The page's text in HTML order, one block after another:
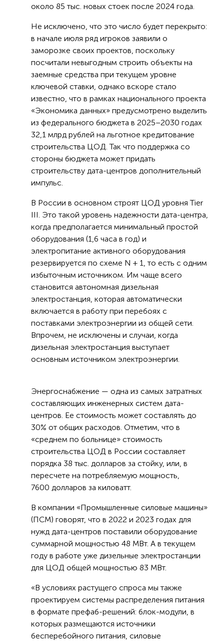
около 85 тыс. новых стоек после 2024 года.
Не исключено, что это число будет перекрыто:
в начале июля ряд игроков заявили о
заморозке своих проектов, поскольку
посчитали невыгодным строить объекты на
заемные средства при текущем уровне
ключевой ставки, однако вскоре стало
известно, что в рамках национального проекта
«Экономика данных» предусмотрено выделить
из федерального бюджета в 2025–2030 годах
32,1 млрд рублей на льготное кредитование
строительства ЦОД. Так что поддержка со
стороны бюджета может придать
строительству дата-центров дополнительный
импульс.
В России в основном строят ЦОД уровня Tier
III. Это такой уровень надежности дата-центра,
когда предполагается минимальный простой
оборудования (1,6 часа в год) и
электропитание активного оборудования
резервируется по схеме N + 1, то есть с одним
избыточным источником. Им чаще всего
становится автономная дизельная
электростанция, которая автоматически
включается в работу при перебоях с
поставками электроэнергии из общей сети.
Впрочем, не исключены и случаи, когда
дизельная электростанция выступает
основным источником электроэнергии.
Энергоснабжение — одна из самых затратных
составляющих инженерных систем дата-
центров. Ее стоимость может составлять до
30% от общих расходов. Отметим, что в
«среднем по больнице» стоимость
строительства ЦОД в России составляет
порядка 38 тыс. долларов за стойку, или, в
пересчете на потребляемую мощность,
7600 долларов за киловатт.
В компании «Промышленные силовые машины»
(ПСМ) говорят, что в 2022 и 2023 годах для
нужд дата-центров поставили оборудование
суммарной мощностью 48 МВт. А в текущем
году в работе уже дизельные электростанции
для ЦОД общей мощностью 83 МВт.
«В условиях растущего спроса мы также
проектируем системы распределения питания
в формате префаб-решений: блок-модули, в
которых размещаются источники
бесперебойного питания, силовые